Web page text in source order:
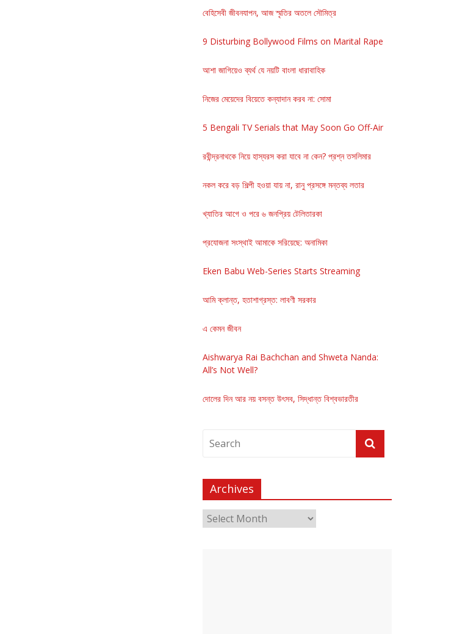
বেহিসেবী জীবনযাপন, আজ স্মৃতির অতলে সৌমিত্র
9 Disturbing Bollywood Films on Marital Rape
আশা জাগিয়েও ব্যর্থ যে নয়টি বাংলা ধারাবাহিক
নিজের মেয়েদের বিয়েতে কন্যাদান করব না: সোমা
5 Bengali TV Serials that May Soon Go Off-Air
রবীন্দ্রনাথকে নিয়ে হাস্যরস করা যাবে না কেন? প্রশ্ন তসলিমার
নকল করে বড় শিল্পী হওয়া যায় না, রানু প্রসঙ্গে মন্তব্য লতার
খ্যাতির আগে ও পরে ৬ জনপ্রিয় টেলিতারকা
প্রযোজনা সংস্থাই আমাকে সরিয়েছে: অনামিকা
Eken Babu Web-Series Starts Streaming
আমি ক্লান্ত, হতাশাগ্রস্ত: লাবণী সরকার
এ কেমন জীবন
Aishwarya Rai Bachchan and Shweta Nanda:
All’s Not Well?
দোলের দিন আর নয় বসন্ত উৎসব, সিদ্ধান্ত বিশ্বভারতীর
Archives